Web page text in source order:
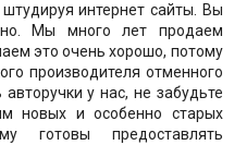
интернет сайты. Вы
Мы много лет продаем
это очень хорошо, потому
производителя отменного
у нас, не забудьте
новых и особенно старых
готовы предоставлять